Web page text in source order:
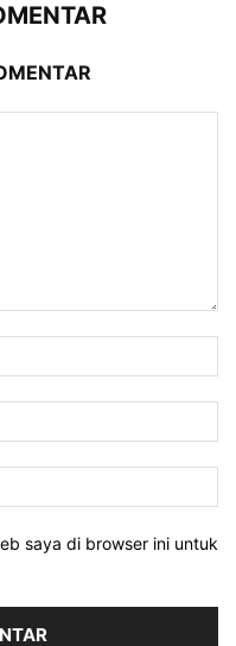
saya di browser ini untuk